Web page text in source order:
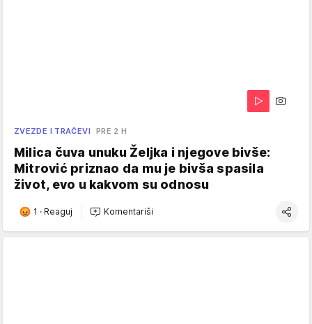
ZVEZDE I TRAČEVI PRE 2 H
Milica čuva unuku Željka i njegove bivše:
Mitrović priznao da mu je bivša spasila
život, evo u kakvom su odnosu
1 · Reaguj Komentariši